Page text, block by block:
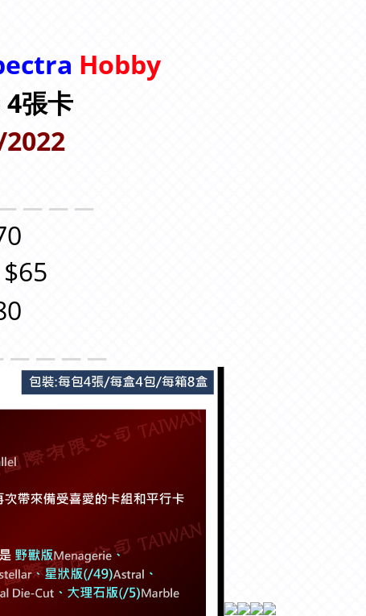
Hobby
4張卡